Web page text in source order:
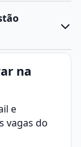
capacitar
de
anos),
estratégias
ou
que o
que as
na
e
vagas do